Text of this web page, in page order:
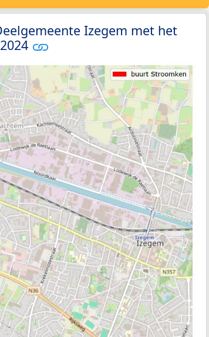
Izegem met het